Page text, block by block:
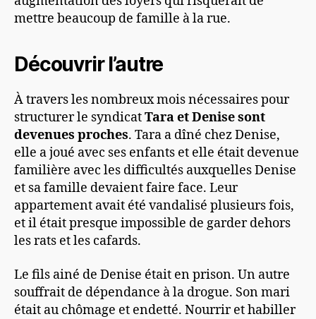
mettre beaucoup de famille à la rue.
Découvrir l’autre
À travers les nombreux mois nécessaires pour
structurer le syndicatTara et Denise sont
devenues proches. Tara a dîné chez Denise,
elle a joué avec ses enfants et elle était devenue
familière avec les difficultés auxquelles Denise
et sa famille devaient faire face. Leur
appartement avait été vandalisé plusieurs fois,
et il était presque impossible de garder dehors
les rats et les cafards.
Le fils ainé de Denise était en prison. Un autre
souffrait de dépendance à la drogue. Son mari
était au chômage et endetté. Nourrir et habiller